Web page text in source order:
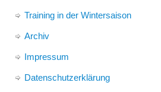
Training in der Wintersaison
Archiv
Impressum
Datenschutzerklärung